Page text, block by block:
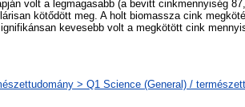
volt a legmagasabb (a bevitt cinkmennyiség
kötődött meg. A holt biomassza cink
kevesebb volt a megkötött cink
> Q1 Science (General) /